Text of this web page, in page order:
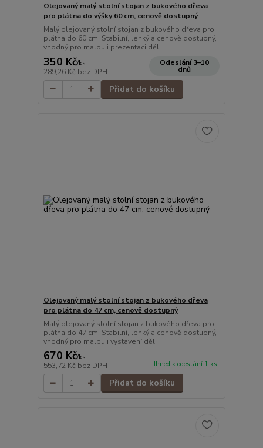
Olejovaný malý stolní stojan z bukového dřeva
pro plátna do výšky 60 cm, cenově dostupný
Malý olejovaný stolní stojan z bukového dřeva pro
plátna do 60 cm. Stabilní, lehký a cenově dostupný,
vhodný pro malbu i prezentaci děl.
350 Kč/ks
289,26 Kč bez DPH
Odeslání 3–10
dnů
Přidat do košíku
Olejovaný malý stolní stojan z bukového dřeva
pro plátna do 47 cm, cenově dostupný
Malý olejovaný stolní stojan z bukového dřeva pro
plátna do 47 cm. Stabilní, lehký a cenově dostupný,
vhodný pro malbu i vystavení děl.
670 Kč/ks
553,72 Kč bez DPH Ihned k odeslání 1 ks
Přidat do košíku